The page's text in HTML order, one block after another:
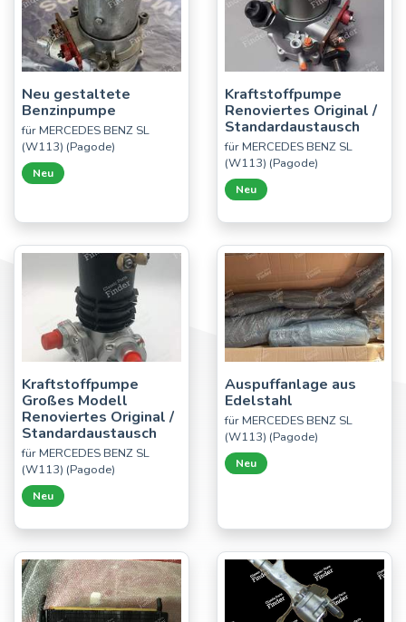
Neu gestaltete
Benzinpumpe
für MERCEDES BENZ SL
(W113) (Pagode)
Neu
Kraftstoffpumpe
Renoviertes Original /
Standardaustausch
für MERCEDES BENZ SL
(W113) (Pagode)
Neu
Kraftstoffpumpe
Großes Modell
Renoviertes Original /
Standardaustausch
für MERCEDES BENZ SL
(W113) (Pagode)
Neu
Auspuffanlage aus
Edelstahl
für MERCEDES BENZ SL
(W113) (Pagode)
Neu